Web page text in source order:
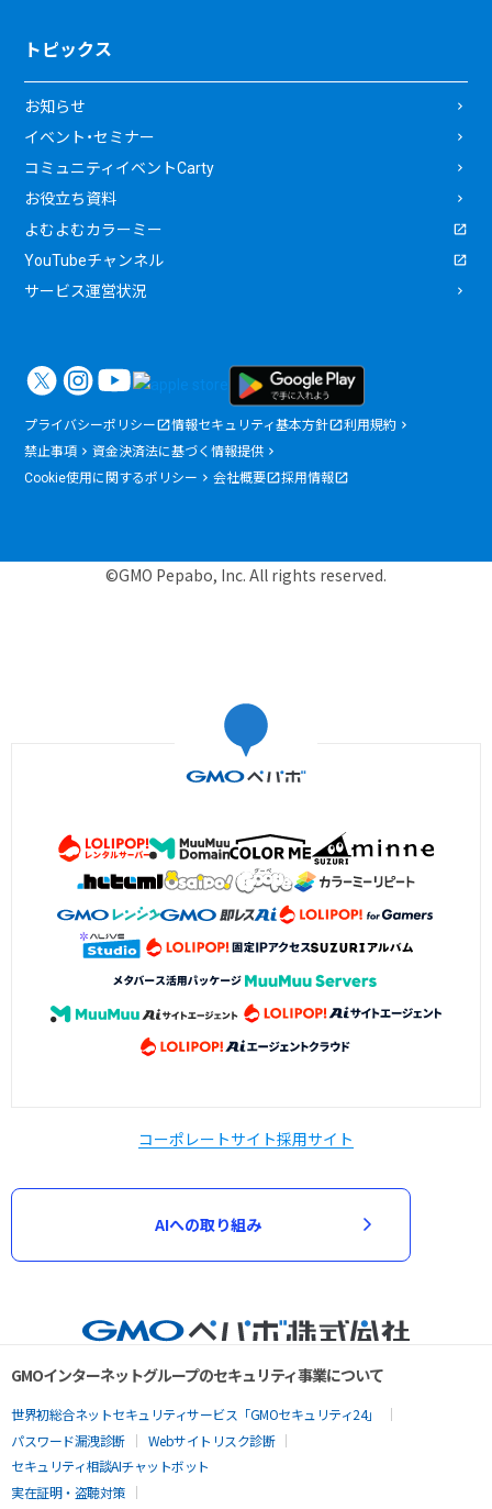
トピックス
お知らせ
イベント・セミナー
コミュニティイベントCarty
お役立ち資料
よむよむカラーミー
YouTubeチャンネル
サービス運営状況
プライバシーポリシー 情報セキュリティ基本方針
利用規約
禁止事項
資金決済法に基づく情報提供
Cookie使用に関するポリシー
会社概要 採用情報
©GMO Pepabo, Inc. All rights reserved.
コーポレートサイト採用サイト
AIへの取り組み
GMOインターネットグループのセキュリティ事業について
世界初総合ネットセキュリティサービス「GMOセキュリティ24」
パスワード漏洩診断
Webサイトリスク診断
セキュリティ相談AIチャットボット
実在証明・盗聴対策